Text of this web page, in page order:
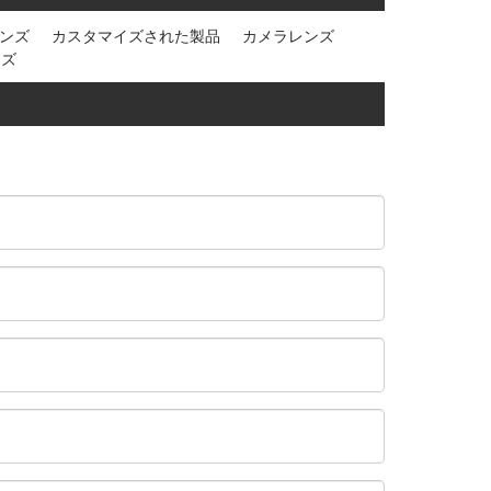
ズ カスタマイズされた製品
カメラレンズ